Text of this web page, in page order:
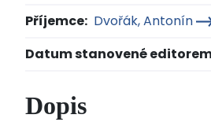
Příjemce: Dvořák, Antonín
Datum stanovené
Dopis